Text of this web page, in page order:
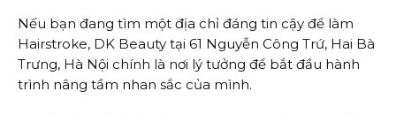
Nếu bạn đang tìm một địa chỉ đáng tin cậy để làm
Hairstroke, DK Beauty tại 61 Nguyễn Công Trứ, Hai Bà
Trưng, Hà Nội chính là nơi lý tưởng để bắt đầu hành
trình nâng tầm nhan sắc của mình.